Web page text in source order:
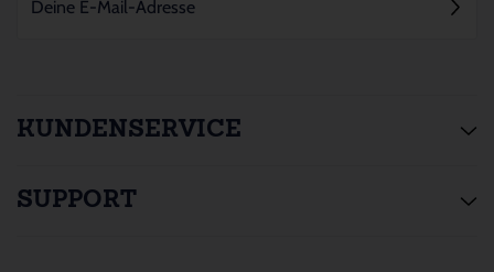
KUNDENSERVICE
SUPPORT